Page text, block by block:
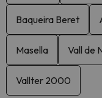
Baqueira Beret
Masella Vall de
Vallter 2000